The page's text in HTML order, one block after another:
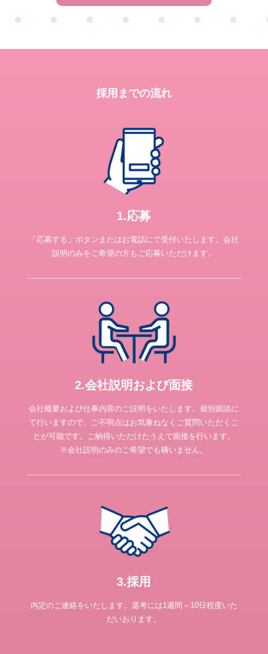
採用までの流れ
1.応募
「応募する」ボタンまたはお電話にて受付いたします。会社
説明のみをご希望の方もご応募いただけます。
2.会社説明および面接
会社概要および仕事内容のご説明をいたします。個別面談に
て行いますので、ご不明点はお気兼ねなくご質問いただくこ
とが可能です。ご納得いただけたうえで面接を行います。
※会社説明のみのご希望でも構いません。
3.採用
内定のご連絡をいたします。選考には1週間～10日程度いた
だいおります。